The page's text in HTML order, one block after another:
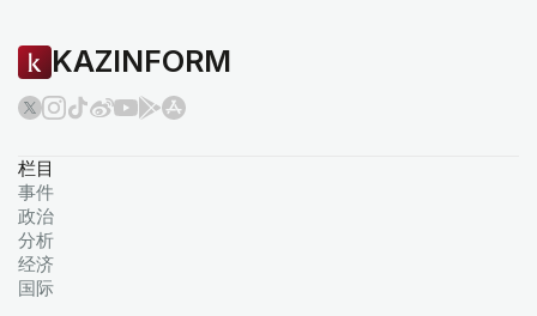
KAZINFORM
栏目
事件
政治
分析
经济
国际